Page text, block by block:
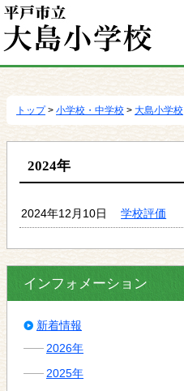
移
トップ> 小学校・中学校 > 大島小学校
2024年
2024年12月10日 学校評価
インフォメーション
新着情報
2026年
2025年